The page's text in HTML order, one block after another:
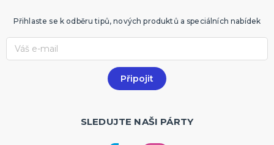
Přihlaste se k odběru tipů, nových produktů a speciálních nabídek
SLEDUJTE NAŠI PÁRTY